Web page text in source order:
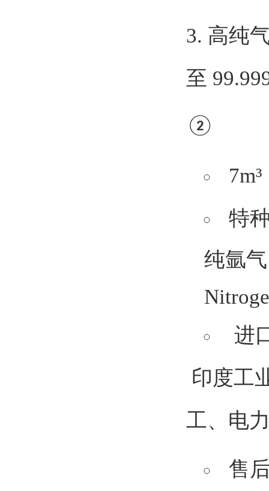
3. 高纯
至
②
特
纯氩
进
印度工
工、电
售